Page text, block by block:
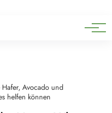
Avocado und
helfen können